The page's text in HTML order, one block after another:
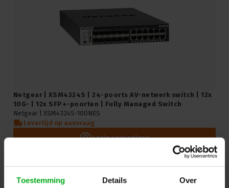
Toestemming Details Over
Netgear | XSM4324S | 24-poorts AV-netwerk switch | 12x
10G- | 12x SFP+-poorten | Fully Managed Switch
Netgear | XSM4324S-100NES
Levertijd op aanvraag
Login voor prijzen